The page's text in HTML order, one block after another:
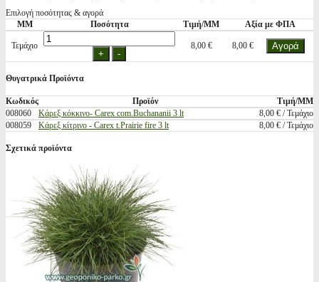
Επιλογή ποσότητας & αγορά
ΜΜ
Ποσότητα Τιμή/ΜΜ Αξία με ΦΠΑ
Τεμάχιο 8,00 € 8,00 €
Θυγατρικά Προϊόντα
Κωδικός Προϊόν
Τιμή/ΜΜ
008060
Κάρεξ κόκκινο- Carex com.Buchananii 3 lt
8,00 € / Τεμάχιο
008059
Κάρεξ κίτρινο - Carex t.Prairie fire 3 lt 8,00 € / Τεμάχιο
Σχετικά προϊόντα